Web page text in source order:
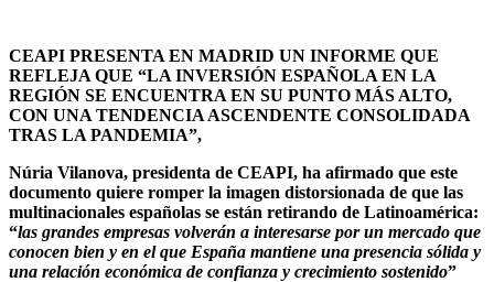
CEAPI PRESENTA EN MADRID UN INFORME QUE
REFLEJA QUE “LA INVERSIÓN ESPAÑOLA EN LA
REGIÓN SE ENCUENTRA EN SU PUNTO MÁS ALTO,
CON UNA TENDENCIA ASCENDENTE CONSOLIDADA
TRAS LA PANDEMIA”,
Núria Vilanova, presidenta de CEAPI, ha afirmado que este
documento quiere romper la imagen distorsionada de que las
multinacionales españolas se están retirando de Latinoamérica:
“las grandes empresas volverán a interesarse por un mercado que
conocen bien y en el que España mantiene una presencia sólida y
una relación económica de confianza y crecimiento sostenido”